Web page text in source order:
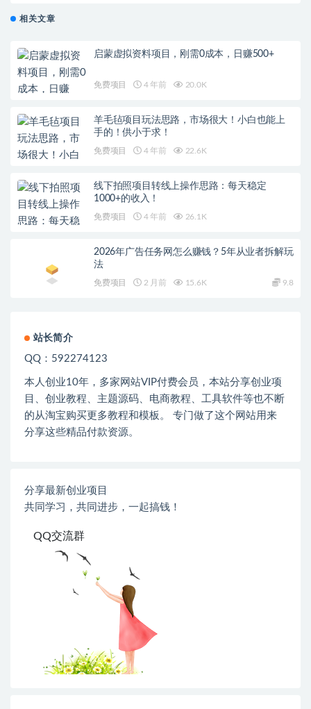
相关文章
启蒙虚拟资料项目，刚需0成本，日赚500+
免费项目 4 年前 20.0K
羊毛毡项目玩法思路，市场很大！小白也能上
手的！供小于求！
免费项目 4 年前 22.6K
线下拍照项目转线上操作思路：每天稳定
1000+的收入！
免费项目 4 年前 26.1K
2026年广告任务网怎么赚钱？5年从业者拆解玩
法
免费项目 2 月前 15.6K 9.8
站长简介
QQ：592274123
本人创业10年，多家网站VIP付费会员，本站分享创业项
目、创业教程、主题源码、电商教程、工具软件等也不断
的从淘宝购买更多教程和模板。 专门做了这个网站用来
分享这些精品付款资源。
分享最新创业项目
共同学习，共同进步，一起搞钱！
QQ交流群